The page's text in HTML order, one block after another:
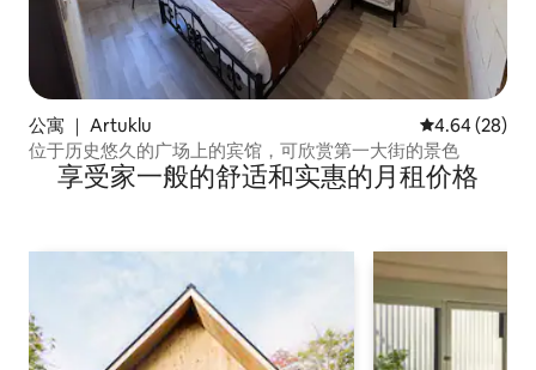
公寓 ｜ Artuklu 平均评分 4.64
4.64 (28)
位于历史悠久的广场上的宾馆，可欣赏第一大街的景色
享受家一般的舒适和实惠的月租价格